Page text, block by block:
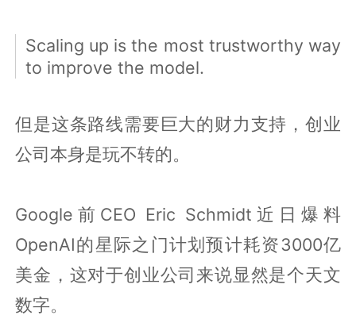
Scaling up is the most trustworthy way
to improve the model.
但是这条路线需要巨大的财力支持，创业
公司本身是玩不转的。
Google前CEO Eric Schmidt近日爆料
OpenAI的星际之门计划预计耗资3000亿
美金，这对于创业公司来说显然是个天文
数字。